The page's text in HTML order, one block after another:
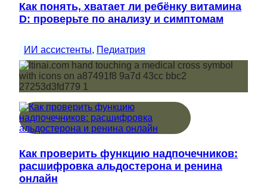
Как понять, хватает ли ребёнку витамина
D: проверьте по анализу и симптомам
ИИ ассистенты, Педиатрия
Как проверить функцию надпочечников:
расшифровка альдостерона и ренина
онлайн